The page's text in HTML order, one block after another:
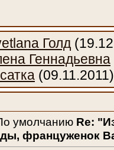
Голд
Геннадьевна
(09.11.2011)
Re:
француженок